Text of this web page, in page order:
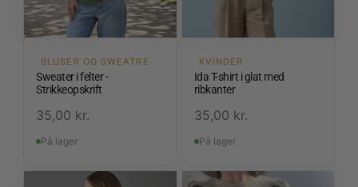
BLUSER OG SWEATRE
Sweater i felter -
Strikkeopskrift
35,00 kr.
På lager
KVINDER
Ida T-shirt i glat med
ribkanter
35,00 kr.
På lager